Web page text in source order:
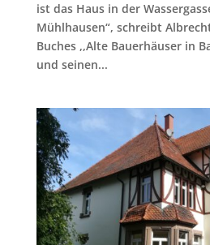
ist das Haus in der
Mühlhausen“, schreibt
Buches ,,Alte Bauerhäuser in
und seinen...